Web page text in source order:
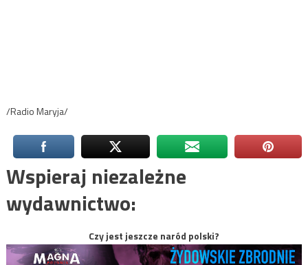
/Radio Maryja/
Wspieraj niezależne
wydawnictwo:
Czy jest jeszcze naród polski?